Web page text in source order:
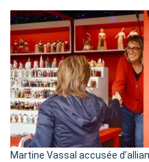
Martine Vassal accusée